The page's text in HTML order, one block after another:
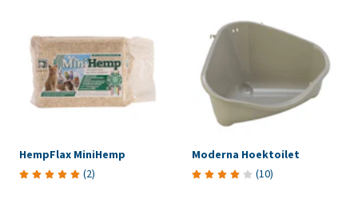
HempFlax MiniHemp
(2)
Moderna Hoektoilet
(10)